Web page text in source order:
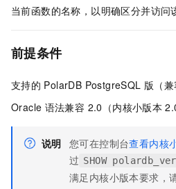
当前函数的名称，以明确区分并访问
前提条件
支持的 PolarDB PostgreSQL 版（兼
Oracle 语法兼容 2.0 （内核小版本
说明 您可在控制台查看内核
过 SHOW
满足内核小版本要求，